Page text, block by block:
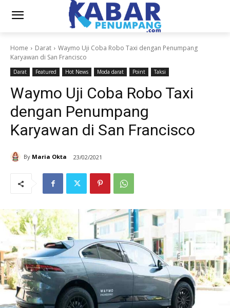
Home Darat
Waymo Uji Coba Robo Taxi dengan Penumpang
Karyawan di San Francisco
Darat Featured Hot News Moda darat Point Taksi
Waymo Uji Coba Robo Taxi
dengan Penumpang
Karyawan di San Francisco
By Maria Okta 23/02/2021